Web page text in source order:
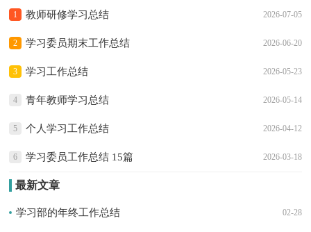
1 2026-07-05
教师研修学习总结
2 2026-06-20
学习委员期末工作总结
3 2026-05-23
学习工作总结
4 2026-05-14
青年教师学习总结
5 2026-04-12
个人学习工作总结
6 2026-03-18
学习委员工作总结 15篇
最新文章
02-28
学习部的年终工作总结